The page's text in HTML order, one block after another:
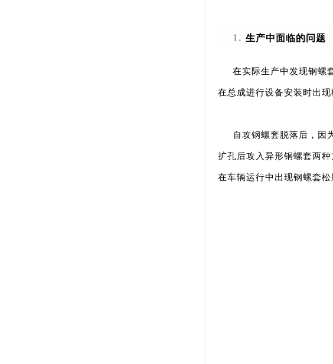
1. 生产中面临的问题
在实际生产中发现钢
在总成进行设备安装时出现
自攻钢螺套脱落后，因
扩孔后攻入异形钢螺套两
在车辆运行中出现钢螺套